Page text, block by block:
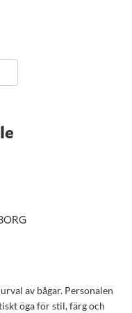
av bågar. Personalen
öga för stil, färg och